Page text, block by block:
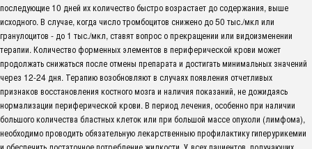
последующие 10 дней их количество быстро возрастает до содержания, выше
исходного. В случае, когда число тромбоцитов снижено до 50 тыс./мкл или
гранулоцитов - до 1 тыс./мкл, ставят вопрос о прекращении или видоизменении
терапии. Количество форменных элементов в периферической крови может
продолжать снижаться после отмены препарата и достигать минимальных значений
через 12-24 дня. Терапию возобновляют в случаях появления отчетливых
признаков восстановления костного мозга и наличия показаний, не дожидаясь
нормализации периферической крови. В период лечения, особенно при наличии
большого количества бластных клеток или при большой массе опухоли (лимфома),
необходимо проводить обязательную лекарственныю профилактику гиперурикемии
и обеспечить достаточное потребление жидкости. У всех пациентов, получающих